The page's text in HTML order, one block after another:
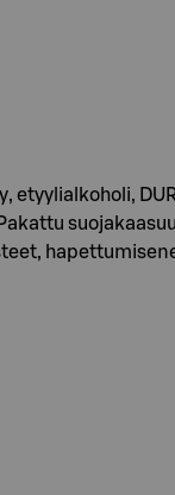
etyylialkoholi,